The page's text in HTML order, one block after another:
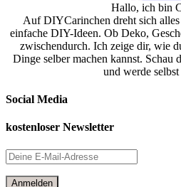
Hallo, ich bin
Auf DIYCarinchen dreht sich
einfache DIY-Ideen. Ob Deko,
zwischendurch. Ich zeige dir, wie
Dinge selber machen kannst. Schau
und werde
Social Media
kostenloser Newsletter